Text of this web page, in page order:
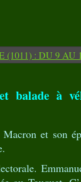
balade à
et son